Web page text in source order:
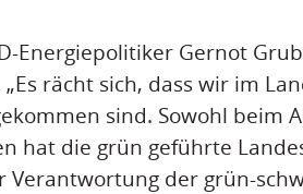
Energiepolitiker Gernot
rächt sich, dass wir im
sind. Sowohl beim
hat die grün geführte
Verantwortung der grün-